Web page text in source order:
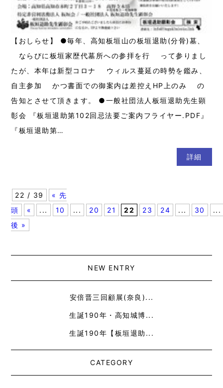
【おしらせ】 ●毎年、高知板垣山の板垣退助(分骨)墓、
ならびに板垣家歴代墓所への参拝を行 って参りまし
たが、本年は新型コロナ ウィルス蔓延の時勢を鑑み、
自主参加 かつ書面での御案内は差控えHP上のみ の
告知とさせて頂きます。 ●一般社団法人板垣退助先生顕
彰会 『板垣退助第102回忌法要ご案内フライヤー.PDF』
『板垣退助第…
詳細
22 / 39
« 先
頭
« ... 10 ... 20 21 22 23 24 ... 30
...
後 »
NEW ENTRY
安倍晋三回顧展(奈良)...
生誕190年・高知城博...
生誕190年【板垣退助...
CATEGORY